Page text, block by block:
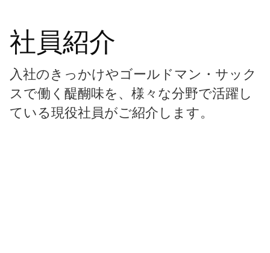
社員紹介
入社のきっかけやゴールドマン・サック
スで働く醍醐味を、様々な分野で活躍し
ている現役社員がご紹介します。